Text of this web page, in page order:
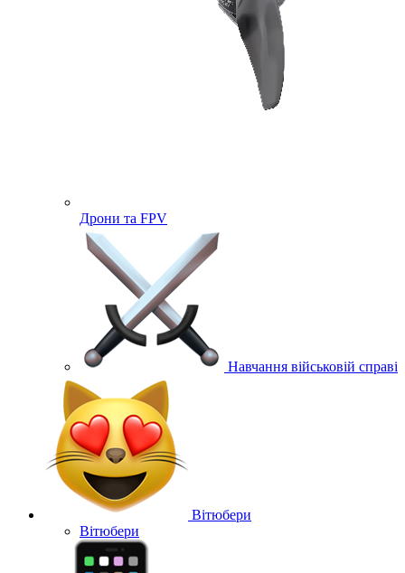
Дрони та FPV
Навчання військовій справі
Вітюбери
Вітюбери